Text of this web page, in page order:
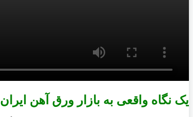
یک نگاه واقعی به بازار ورق آهن ایران